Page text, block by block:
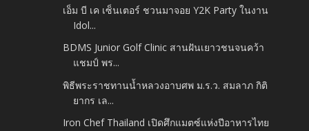
เอ็ม บี เค เซ็นเตอร์ ชวนมาจอย Y2K Party ในงาน
Idol...
BDMS Junior Golf Clinic สานฝันเยาวชนจนคว้า
แชมป์ พร...
พิธีพระราชทานน้ำหลวงอาบศพ ม.ร.ว. สมลาภ กิติ
ยากร เล...
Iron Chef Thailand เปิดศึกแมตซ์แห่งปีอาหารไทย